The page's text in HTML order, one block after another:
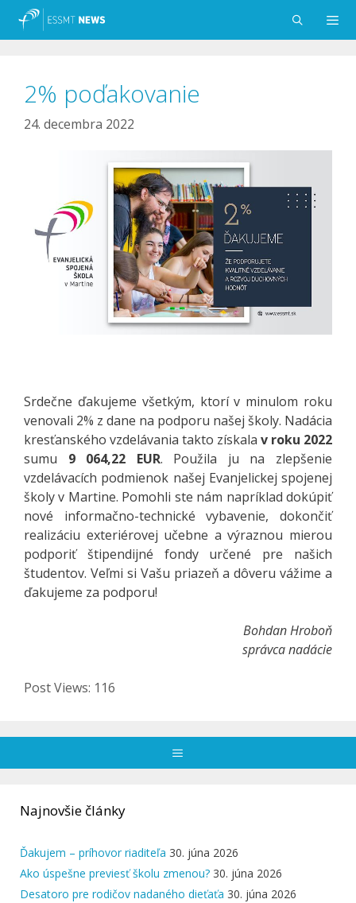
Preskočiť
2% poďakovanie
24. decembra 2022
Srdečne ďakujeme všetkým, ktorí v minulom roku
venovali 2% z dane na podporu našej školy. Nadácia
kresťanského vzdelávania takto získala v roku 2022
sumu 9 064,22 EUR. Použila ju na zlepšenie
vzdelávacích podmienok našej Evanjelickej spojenej
školy v Martine. Pomohli ste nám napríklad dokúpiť
nové informačno-technické vybavenie, dokončiť
realizáciu exteriérovej učebne a výraznou mierou
podporiť štipendijné fondy určené pre našich
študentov. Veľmi si Vašu priazeň a dôveru vážime a
ďakujeme za podporu!
Bohdan Hroboň
správca nadácie
Post Views: 116
Najnovšie články
Ďakujem – príhovor riaditeľa 30. júna 2026
Ako úspešne previesť školu zmenou? 30. júna 2026
Desatoro pre rodičov nadaného dieťaťa 30. júna 2026